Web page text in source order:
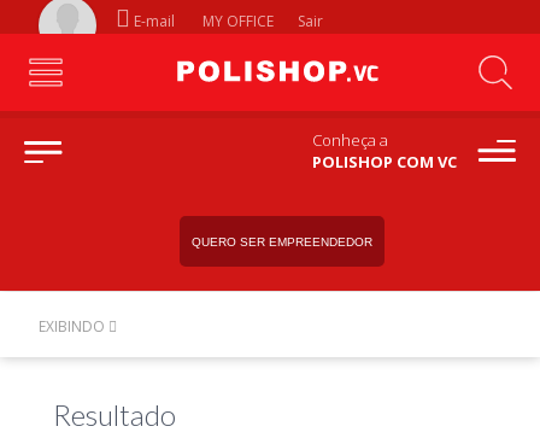
E-mail MY OFFICE Sair
Conheça a
POLISHOP COM VC
QUERO SER EMPREENDEDOR
EXIBINDO
Resultado